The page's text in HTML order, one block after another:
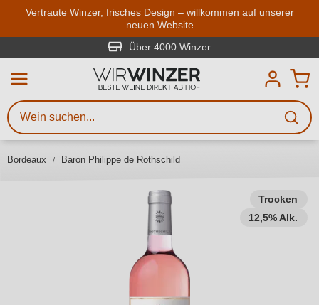
Zum Hauptinhalt springen
Vertraute Winzer, frisches Design – willkommen auf unserer
neuen Website
Über 4000 Winzer
Bordeaux Baron Philippe de Rothschild
Trocken
12,5% Alk.
Weinsuche
Mindestens 3 Zeichen eingeben
Beschreiben Sie, welchen Wein
Sie suchen – ob nach Geschmack,
Region, Winzer oder anderen